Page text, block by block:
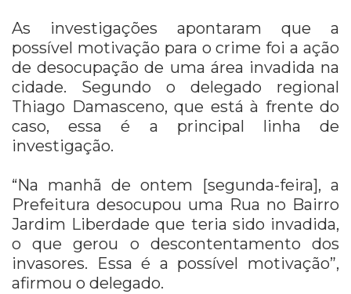
As investigações apontaram que a
possível motivação para o crime foi a ação
de desocupação de uma área invadida na
cidade. Segundo o delegado regional
Thiago Damasceno, que está à frente do
caso, essa é a principal linha de
investigação.
“Na manhã de ontem [segunda-feira], a
Prefeitura desocupou uma Rua no Bairro
Jardim Liberdade que teria sido invadida,
o que gerou o descontentamento dos
invasores. Essa é a possível motivação”,
afirmou o delegado.